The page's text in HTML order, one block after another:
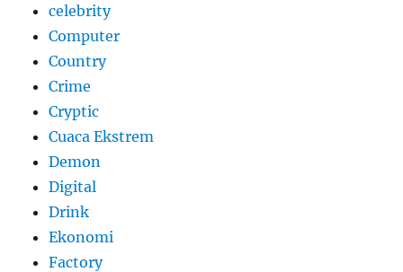
celebrity
Computer
Country
Crime
Cryptic
Cuaca Ekstrem
Demon
Digital
Drink
Ekonomi
Factory